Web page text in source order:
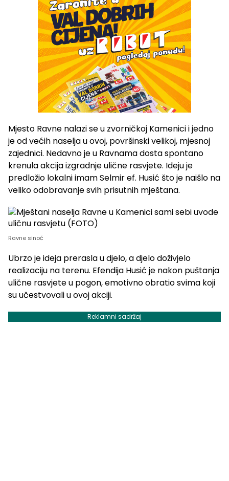
Mjesto Ravne nalazi se u zvorničkoj Kamenici i jedno
je od većih naselja u ovoj, površinski velikoj, mjesnoj
zajednici. Nedavno je u Ravnama dosta spontano
krenula akcija izgradnje ulične rasvjete. Ideju je
predložio lokalni imam Selmir ef. Husić što je naišlo na
veliko odobravanje svih prisutnih mještana.
Ravne sinoć
Ubrzo je ideja prerasla u djelo, a djelo doživjelo
realizaciju na terenu. Efendija Husić je nakon puštanja
ulične rasvjete u pogon, emotivno obratio svima koji
su učestvovali u ovoj akciji.
Reklamni sadržaj